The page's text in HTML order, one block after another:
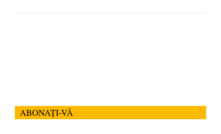
ABONAȚI-VĂ